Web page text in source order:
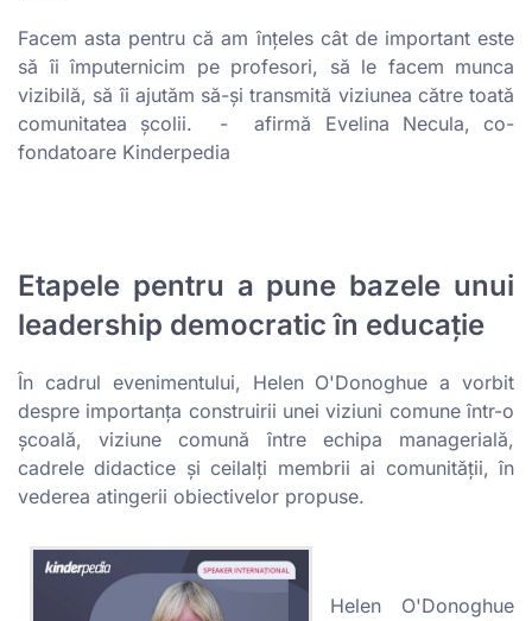
Facem asta pentru că am înțeles cât de important este
să îi împuternicim pe profesori, să le facem munca
vizibilă, să îi ajutăm să-și transmită viziunea către toată
comunitatea școlii. - afirmă Evelina Necula, co-
fondatoare Kinderpedia
Etapele pentru a pune bazele unui
leadership democratic în educație
În cadrul evenimentului, Helen O'Donoghue a vorbit
despre importanța construirii unei viziuni comune într-o
școală, viziune comună între echipa managerială,
cadrele didactice și ceilalți membrii ai comunității, în
vederea atingerii obiectivelor propuse.
Helen O'Donoghue